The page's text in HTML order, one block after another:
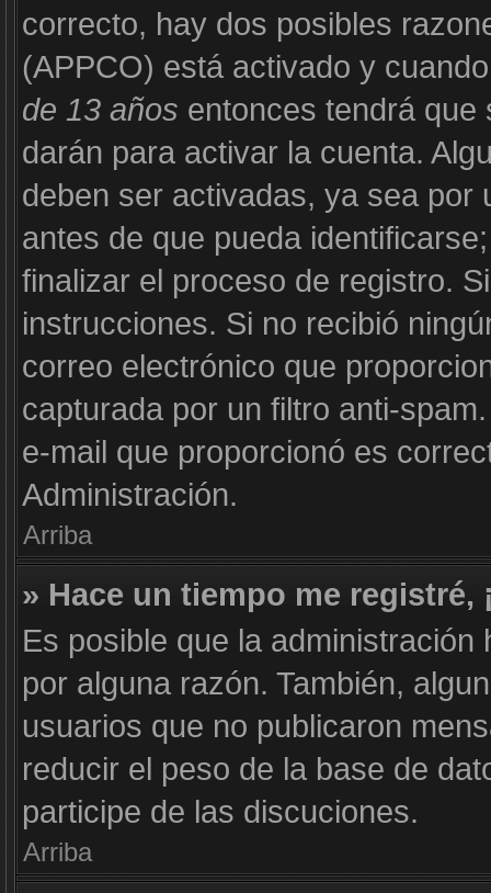
correcto, hay dos posibles
(APPCO) está activado y
de 13 años entonces tendrá que
darán para activar la cuenta.
deben ser activadas, ya sea por
antes de que pueda
finalizar el proceso de registro.
instrucciones. Si no recibió
correo electrónico que
capturada por un filtro anti-
e-mail que proporcionó es
Administración.
Arriba
» Hace un tiempo me
Es posible que la
por alguna razón. También,
usuarios que no publicaron
reducir el peso de la base de
participe de las discuciones.
Arriba